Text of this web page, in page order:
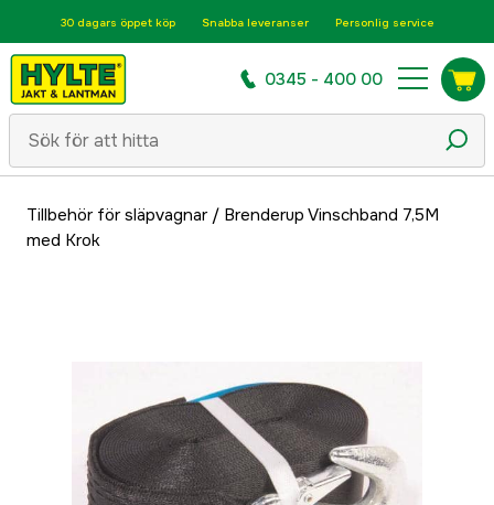
30 dagars öppet köp Snabba leveranser Personlig service
0345 - 400 00
Tillbehör för släpvagnar/ Brenderup Vinschband 7,5M
med Krok